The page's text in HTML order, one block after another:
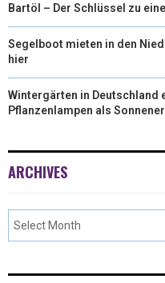
Bartöl – Der Schlüssel zu
Segelboot mieten in den
hier
Wintergärten in Deutschland
Pflanzenlampen als
ARCHIVES